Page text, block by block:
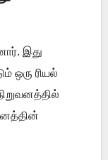
இது
ஒரு ரியல்